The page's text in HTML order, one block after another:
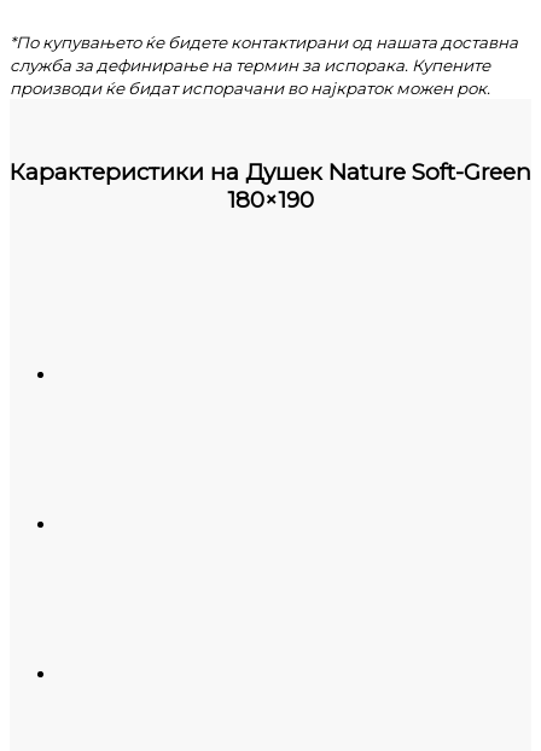
*По купувањето ќе бидете контактирани од нашата доставна
служба за дефинирање на термин за испорака. Купените
производи ќе бидат испорачани во најкраток можен рок.
Карактеристики на Душек Nature Soft-Green
180×190